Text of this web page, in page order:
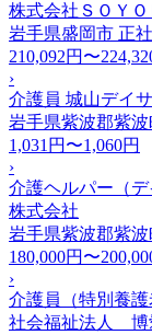
株式会社ＳＯＹ
岩手県盛岡市 正
210,092円〜
›
介護員 城山デイ
岩手県紫波郡紫波
1,031円〜1,060円
›
介護ヘルパー（
株式会社
岩手県紫波郡紫波
180,000円〜
›
介護員（特別養
社会福祉法人 博